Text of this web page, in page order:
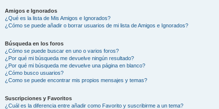
Amigos e Ignorados
¿Qué es la lista de Mis Amigos e Ignorados?
¿Cómo se puede añadir o borrar usuarios de mi lista de Amigos e Ignorados?
Búsqueda en los foros
¿Cómo se puede buscar en uno o varios foros?
¿Por qué mi búsqueda me devuelve ningún resultado?
¿Por qué mi búsqueda me devuelve una página en blanco?
¿Cómo busco usuarios?
¿Como se puede encontrar mis propios mensajes y temas?
Suscripciones y Favoritos
¿Cuál es la diferencia entre añadir como Favorito y suscribirme a un tema?